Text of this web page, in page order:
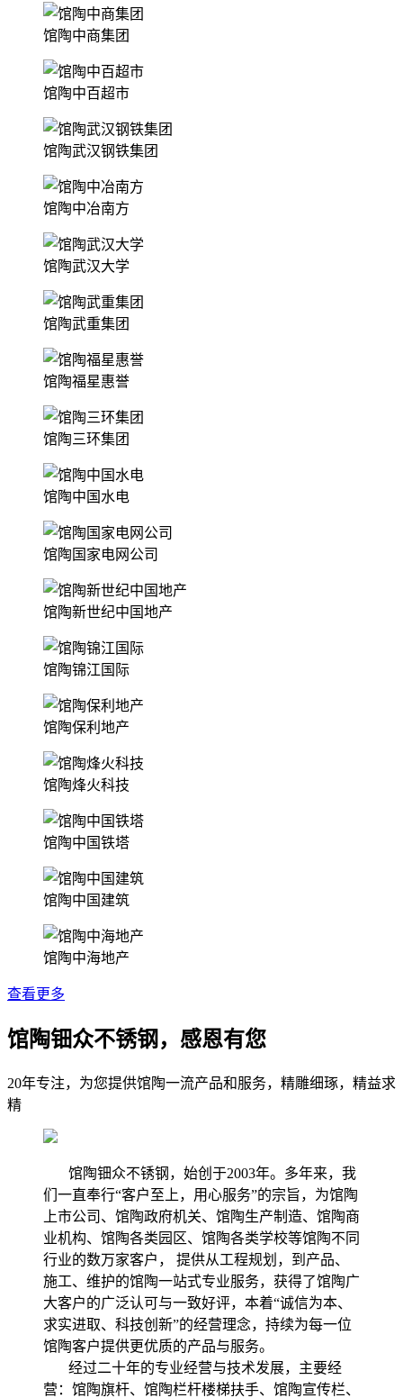
馆陶中商集团
馆陶中百超市
馆陶武汉钢铁集团
馆陶中冶南方
馆陶武汉大学
馆陶武重集团
馆陶福星惠誉
馆陶三环集团
馆陶中国水电
馆陶国家电网公司
馆陶新世纪中国地产
馆陶锦江国际
馆陶保利地产
馆陶烽火科技
馆陶中国铁塔
馆陶中国建筑
馆陶中海地产
查看更多
馆陶钿众不锈钢，感恩有您
20年专注，为您提供馆陶一流产品和服务，精雕细琢，精益求
精
馆陶钿众不锈钢，始创于2003年。多年来，我
们一直奉行“客户至上，用心服务”的宗旨，为馆陶
上市公司、馆陶政府机关、馆陶生产制造、馆陶商
业机构、馆陶各类园区、馆陶各类学校等馆陶不同
行业的数万家客户， 提供从工程规划，到产品、
施工、维护的馆陶一站式专业服务，获得了馆陶广
大客户的广泛认可与一致好评，本着“诚信为本、
求实进取、科技创新”的经营理念，持续为每一位
馆陶客户提供更优质的产品与服务。
经过二十年的专业经营与技术发展，主要经
营：馆陶旗杆、馆陶栏杆楼梯扶手、馆陶宣传栏、